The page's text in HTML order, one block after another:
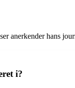
anerkender hans
i?